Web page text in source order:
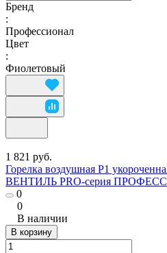
Бренд
:
Профессионал
Цвет
:
Фиолетовый
1 821 руб.
Горелка воздушная Р1
ВЕНТИЛЬ PRO-серия
0
0
В наличии
В корзину